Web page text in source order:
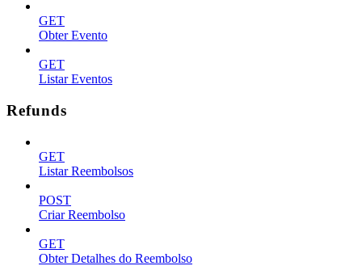
GET
Obter Evento
GET
Listar Eventos
Refunds
GET
Listar Reembolsos
POST
Criar Reembolso
GET
Obter Detalhes do Reembolso